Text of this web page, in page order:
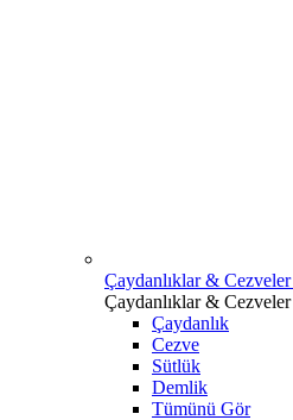
Çaydanlıklar & Cezveler
Çaydanlıklar & Cezveler
Çaydanlık
Cezve
Sütlük
Demlik
Tümünü Gör